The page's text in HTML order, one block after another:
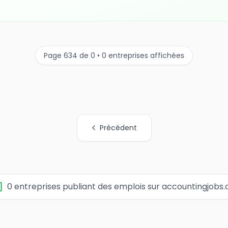
Page 634 de 0 • 0 entreprises affichées
Précédent
0 entreprises publiant des emplois sur